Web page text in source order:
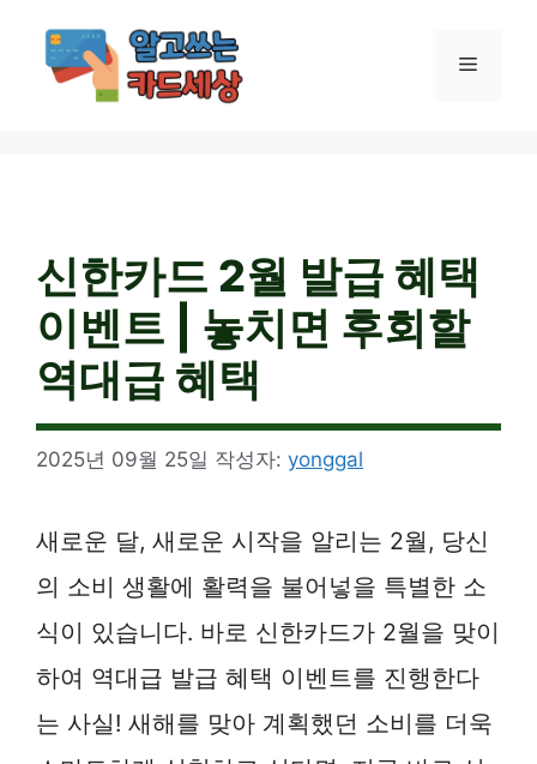
메
신한카드 2월 발급 혜택
이벤트 | 놓치면 후회할
역대급 혜택
2025년 09월 25일 작성자: yonggal
새로운 달, 새로운 시작을 알리는 2월, 당신
의 소비 생활에 활력을 불어넣을 특별한 소
식이 있습니다. 바로 신한카드가 2월을 맞이
하여 역대급 발급 혜택 이벤트를 진행한다
는 사실! 새해를 맞아 계획했던 소비를 더욱